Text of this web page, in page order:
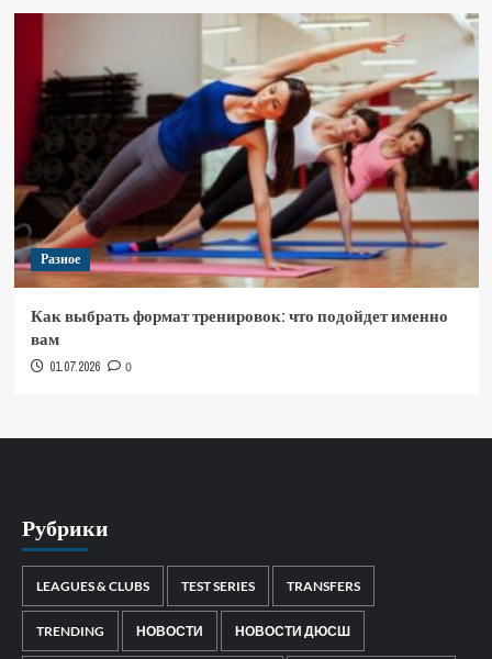
Разное
Как выбрать формат тренировок: что подойдет именно
вам
01.07.2026 0
Рубрики
LEAGUES & CLUBS TEST SERIES TRANSFERS
TRENDING НОВОСТИ НОВОСТИ ДЮСШ